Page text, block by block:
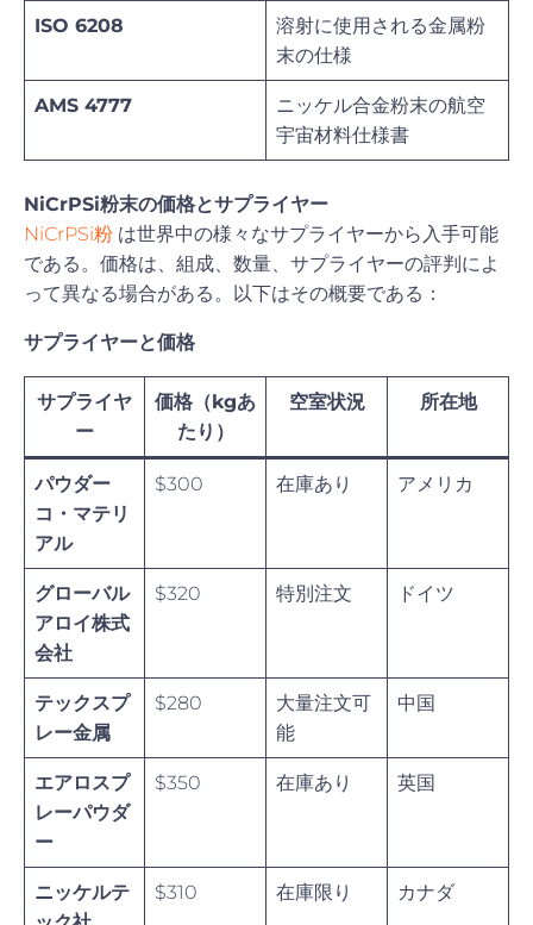
ISO 6208
溶射に使用される金属粉
末の仕様
AMS 4777
ニッケル合金粉末の航空
宇宙材料仕様書
NiCrPSi粉末の価格とサプライヤー
NiCrPSi粉 は世界中の様々なサプライヤーから入手可能
である。価格は、組成、数量、サプライヤーの評判によ
って異なる場合がある。以下はその概要である：
サプライヤーと価格
サプライヤ
ー
価格（kgあ
たり）
空室状況 所在地
パウダー
コ・マテリ
アル
$300 在庫あり アメリカ
グローバル
アロイ株式
会社
$320 特別注文 ドイツ
テックスプ
レー金属
$280
大量注文可
能
中国
エアロスプ
レーパウダ
ー
$350 在庫あり 英国
ニッケルテ
$310 在庫限り カナダ